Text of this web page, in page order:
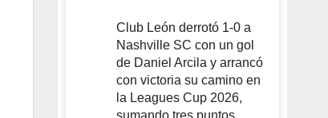
Club León derrotó 1-0 a
Nashville SC con un gol
de Daniel Arcila y arrancó
con victoria su camino en
la Leagues Cup 2026,
sumando tres puntos